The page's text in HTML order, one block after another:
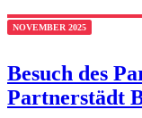
NOVEMBER 2025
Besuch des
Partnerstädt